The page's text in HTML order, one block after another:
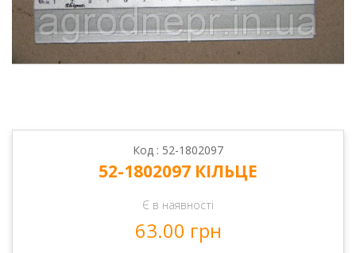
Код : 52-1802097
52-1802097 КІЛЬЦЕ
Є в наявності
63.00 грн